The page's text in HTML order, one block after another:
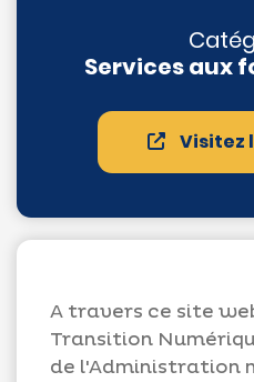
Contactez-
nous
Services aux
Visitez
A travers ce site
Transition
de l'Administration